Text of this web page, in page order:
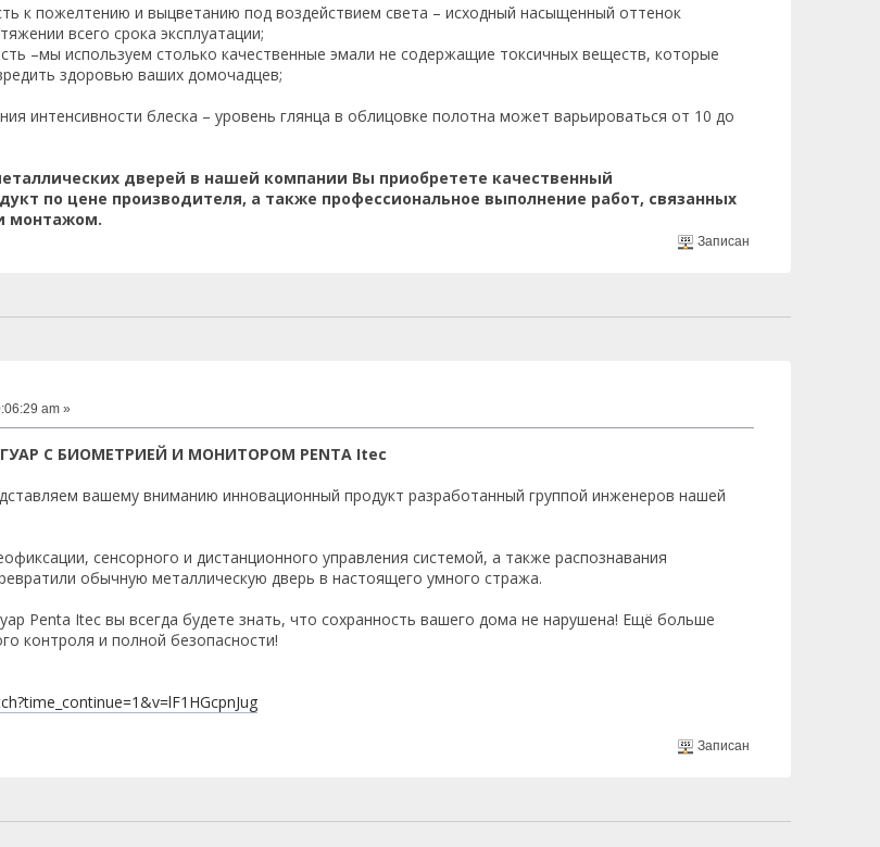
к пожелтению и выцветанию под воздействием света – исходный насыщенный оттенок
всего срока эксплуатации;
–мы используем столько качественные эмали не содержащие токсичных веществ, которые
здоровью ваших домочадцев;
интенсивности блеска – уровень глянца в облицовке полотна может варьироваться от 10 до
дверей в нашей компании Вы приобретете качественный
по цене производителя, а также профессиональное выполнение работ, связанных
монтажом.
Записан
am »
С БИОМЕТРИЕЙ И МОНИТОРОМ PENTA Itec
вашему вниманию инновационный продукт разработанный группой инженеров нашей
сенсорного и дистанционного управления системой, а также распознавания
обычную металлическую дверь в настоящего умного стража.
Penta Itec вы всегда будете знать, что сохранность вашего дома не нарушена! Ещё больше
контроля и полной безопасности!
Записан